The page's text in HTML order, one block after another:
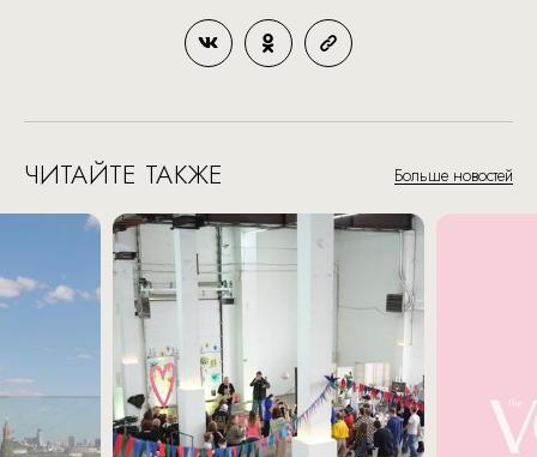
ЧИТАЙТЕ ТАКЖЕ Больше новостей